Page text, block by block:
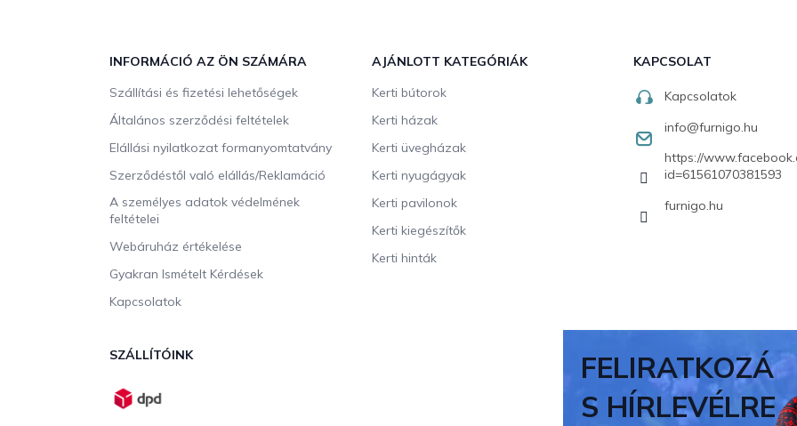
INFORMÁCIÓ AZ ÖN SZÁMÁRA
Szállítási és fizetési lehetőségek
Általános szerződési feltételek
Elállási nyilatkozat formanyomtatvány
Szerződéstől való elállás/Reklamáció
A személyes adatok védelmének
feltételei
Webáruház értékelése
Gyakran Ismételt Kérdések
Kapcsolatok
AJÁNLOTT KATEGÓRIÁK
Kerti bútorok
Kerti házak
Kerti üvegházak
Kerti nyugágyak
Kerti pavilonok
Kerti kiegészítők
Kerti hinták
KAPCSOLAT
Kapcsolatok
info@furnigo.hu
https://
id=61561070381593
furnigo.hu
SZÁLLÍTÓINK
FELIRATKOZÁ
S HÍRLEVÉLRE